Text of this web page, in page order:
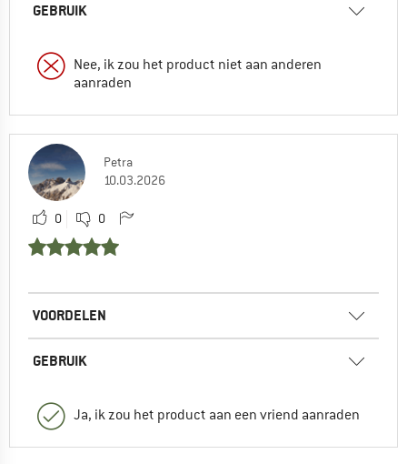
GEBRUIK
Nee, ik zou het product niet aan anderen
aanraden
Petra
10.03.2026
0 0
VOORDELEN
GEBRUIK
Ja, ik zou het product aan een vriend aanraden